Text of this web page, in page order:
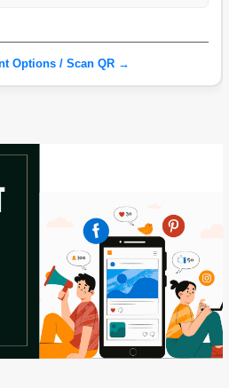
Options / Scan QR →